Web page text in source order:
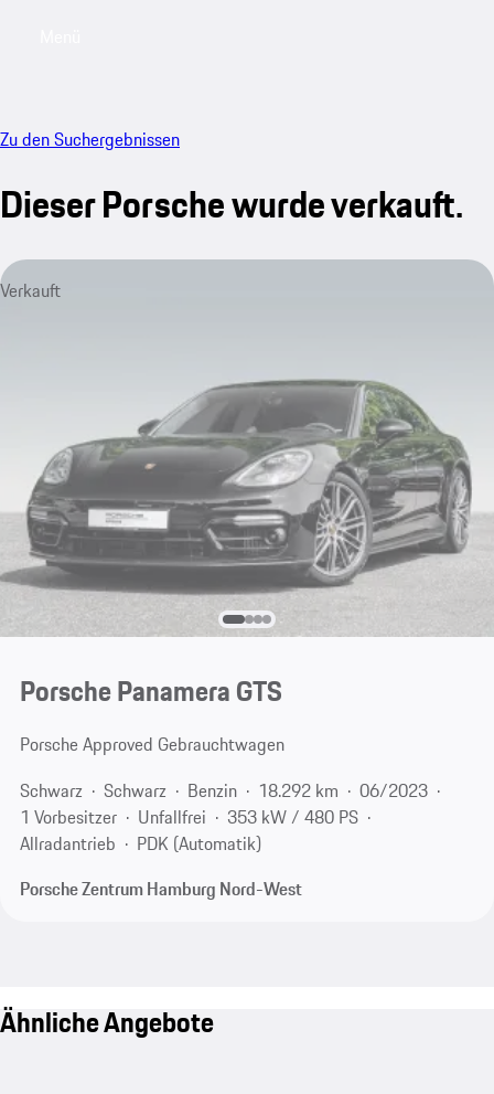
Zu den Suchergebnissen
Dieser Porsche wurde verkauft.
Verkauft
Porsche Panamera GTS
Porsche Approved Gebrauchtwagen
Schwarz
Schwarz Benzin 18.292 km
06/2023
1 Vorbesitzer
Unfallfrei
353 kW / 480 PS
Allradantrieb
PDK (Automatik)
Porsche Zentrum Hamburg Nord-West
Ähnliche Angebote